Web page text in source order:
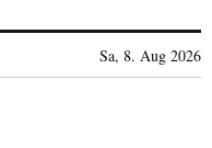
Sa, 8. Aug 2026